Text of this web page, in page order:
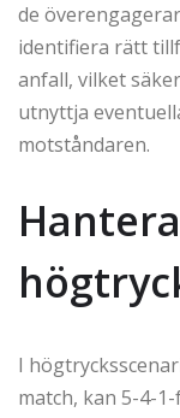
de
identifiera rätt
anfall, vilket
utnyttja
motståndaren.
I
match, kan 5-4-